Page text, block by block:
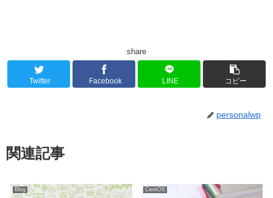
share
Twitter Facebook LINE コピー
personalwp
関連記事
Blog CentOS